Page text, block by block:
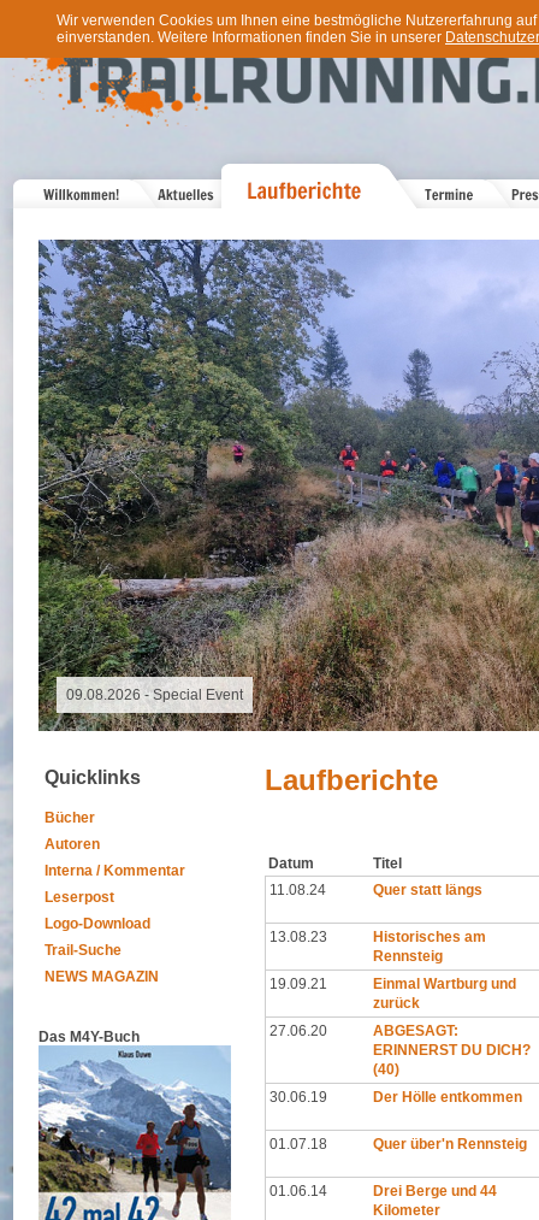
Wir verwenden Cookies um Ihnen eine bestmögliche Nutzererfahrung
einverstanden. Weitere Informationen finden Sie in unserer
09.08.2026 -
Quicklinks
Bücher
Autoren
Interna / Kommentar
Leserpost
Logo-Download
Trail-Suche
NEWS MAGAZIN
Das M4Y-Buch
Laufberichte
Datum
Titel
11.08.24
Quer statt längs
13.08.23
Historisches am
Rennsteig
19.09.21
Einmal Wartburg und
zurück
27.06.20
ABGESAGT:
ERINNERST DU DICH?
(40)
30.06.19
Der Hölle entkommen
01.07.18 Quer über'n Rennsteig
01.06.14
Drei Berge und 44
Kilometer